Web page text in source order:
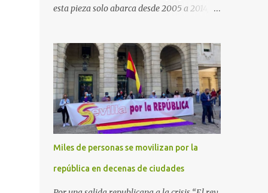
esta pieza solo abarca desde 2005 a 2014, el
de cárcel de hasta 29 años por diversos
delitos de corrupción a ocho personas,
presuntamente cometidos durante las
ventas de material militar a Arabia Saudita
a través de la empresa pública española
Defex, disuelta. El fiscal Conrado Saiz
describe en su escrito de conclusiones cómo
la empresa pública Defex pagó comisiones
ilegales a diversas autoridades del régimen
Miles de personas se movilizan por la
república en decenas de ciudades